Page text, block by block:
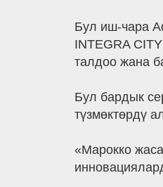
Бул иш-чара
INTEGRA
талдоо жана
Бул бардык
түзмөктөрдү
«Марокко